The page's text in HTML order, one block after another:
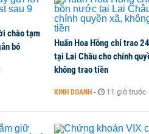
trước
bán hàng online, lao động
Sky, Vua Quạt, Hồ Văn Khoa bị
chào tạm
bó
Huấn Hoa Hồng chỉ trao
tại Lai Châu cho chính
không trao tiền
KINH DOANH - 11 giờ trước